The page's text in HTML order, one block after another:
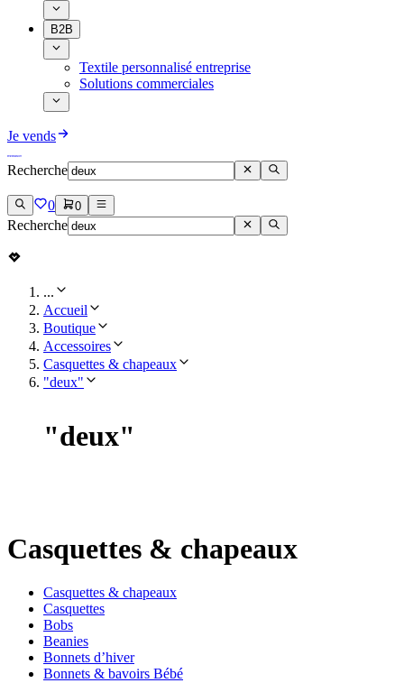
B2B
Textile personnalisé entreprise
Solutions commerciales
Je vends
Recherche
0 0
Recherche
...
Accueil
Boutique
Accessoires
Casquettes & chapeaux
"deux"
"deux"
Casquettes & chapeaux
Casquettes & chapeaux
Casquettes
Bobs
Beanies
Bonnets d’hiver
Bonnets & bavoirs Bébé